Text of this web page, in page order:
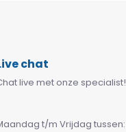
chat
live met onze specialist!
t/m Vrijdag tussen: